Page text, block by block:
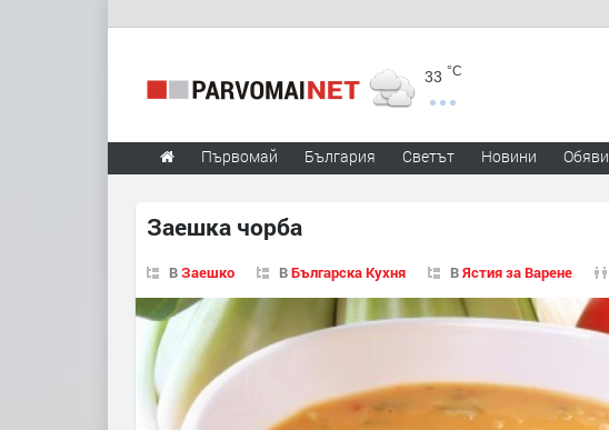
33 °C
Първомай България Светът Новини Обяви
Заешка чорба
ВЗаешко ВБългарска Кухня ВЯстия за Варене